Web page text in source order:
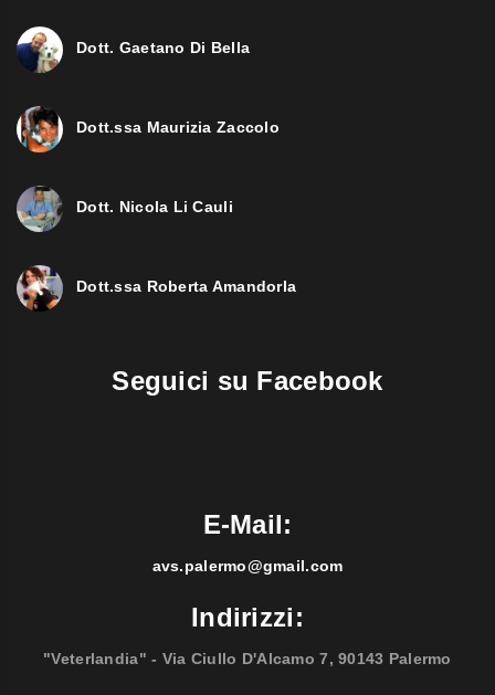
Dott. Gaetano Di Bella
Dott.ssa Maurizia Zaccolo
Dott. Nicola Li Cauli
Dott.ssa Roberta Amandorla
Seguici su Facebook
E-Mail:
avs.palermo@gmail.com
Indirizzi:
"Veterlandia" - Via Ciullo D'Alcamo 7, 90143 Palermo